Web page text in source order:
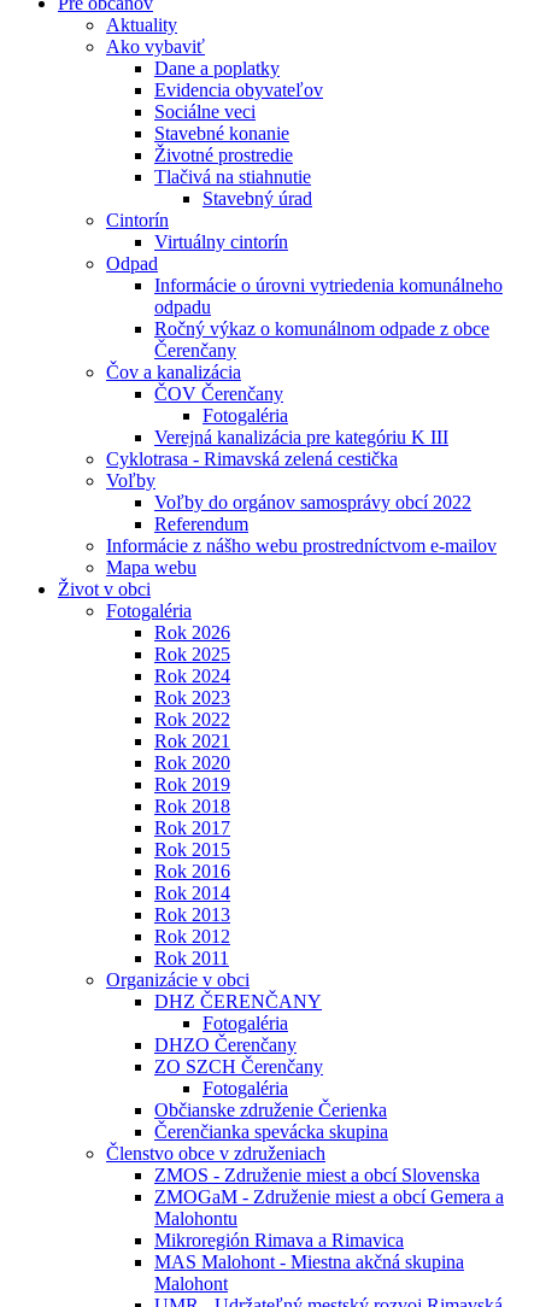
Aktuality
Ako vybaviť
Dane a poplatky
Evidencia obyvateľov
Sociálne veci
Stavebné konanie
Životné prostredie
Tlačivá na stiahnutie
Stavebný úrad
Cintorín
Virtuálny cintorín
Odpad
Informácie o úrovni vytriedenia komunálneho
odpadu
Ročný výkaz o komunálnom odpade z obce
Čerenčany
Čov a kanalizácia
ČOV Čerenčany
Fotogaléria
Verejná kanalizácia pre kategóriu K III
Cyklotrasa - Rimavská zelená cestička
Voľby
Voľby do orgánov samosprávy obcí 2022
Referendum
Informácie z nášho webu prostredníctvom e-mailov
Mapa webu
Život v obci
Fotogaléria
Rok 2026
Rok 2025
Rok 2024
Rok 2023
Rok 2022
Rok 2021
Rok 2020
Rok 2019
Rok 2018
Rok 2017
Rok 2015
Rok 2016
Rok 2014
Rok 2013
Rok 2012
Rok 2011
Organizácie v obci
DHZ ČERENČANY
Fotogaléria
DHZO Čerenčany
ZO SZCH Čerenčany
Fotogaléria
Občianske združenie Čerienka
Čerenčianka spevácka skupina
Členstvo obce v združeniach
ZMOS - Združenie miest a obcí Slovenska
ZMOGaM - Združenie miest a obcí Gemera a
Malohontu
Mikroregión Rimava a Rimavica
MAS Malohont - Miestna akčná skupina
Malohont